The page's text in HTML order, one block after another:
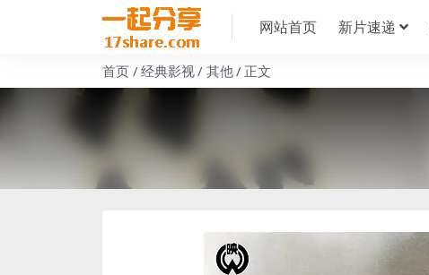
网站首页 新片速递
首页 经典影视 其他 正文